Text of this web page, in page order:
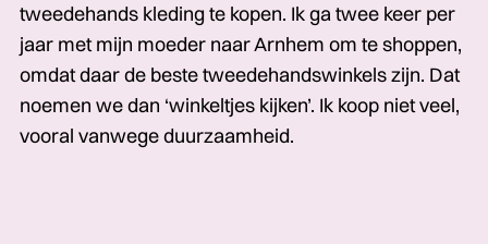
tweedehands kleding te kopen. Ik ga twee keer per
jaar met mijn moeder naar Arnhem om te shoppen,
omdat daar de beste tweedehandswinkels zijn. Dat
noemen we dan ‘winkeltjes kijken’. Ik koop niet veel,
vooral vanwege duurzaamheid.